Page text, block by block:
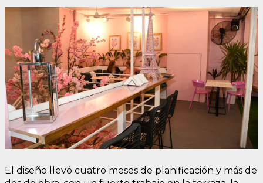
El diseño llevó cuatro meses de planificación y más de